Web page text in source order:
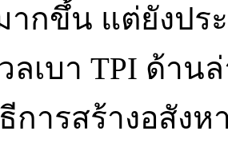
ากขึ้น แต่ยังปร
เบา TPI ด้าน
การสร้างอสัง